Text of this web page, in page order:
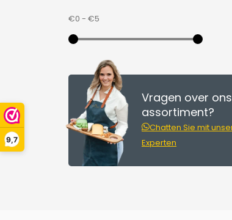
9,7
€0 - €5
Vragen over ons
assortiment?
Chatten Sie mit
Experten